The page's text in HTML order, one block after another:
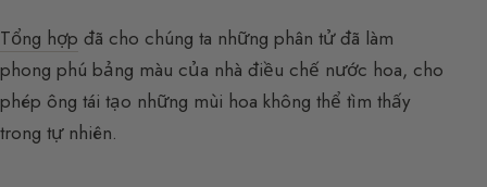
Tổng hợp đã cho chúng ta những phân tử đã làm
phong phú bảng màu của nhà điều chế nước hoa, cho
phép ông tái tạo những mùi hoa không thể tìm thấy
trong tự nhiên.